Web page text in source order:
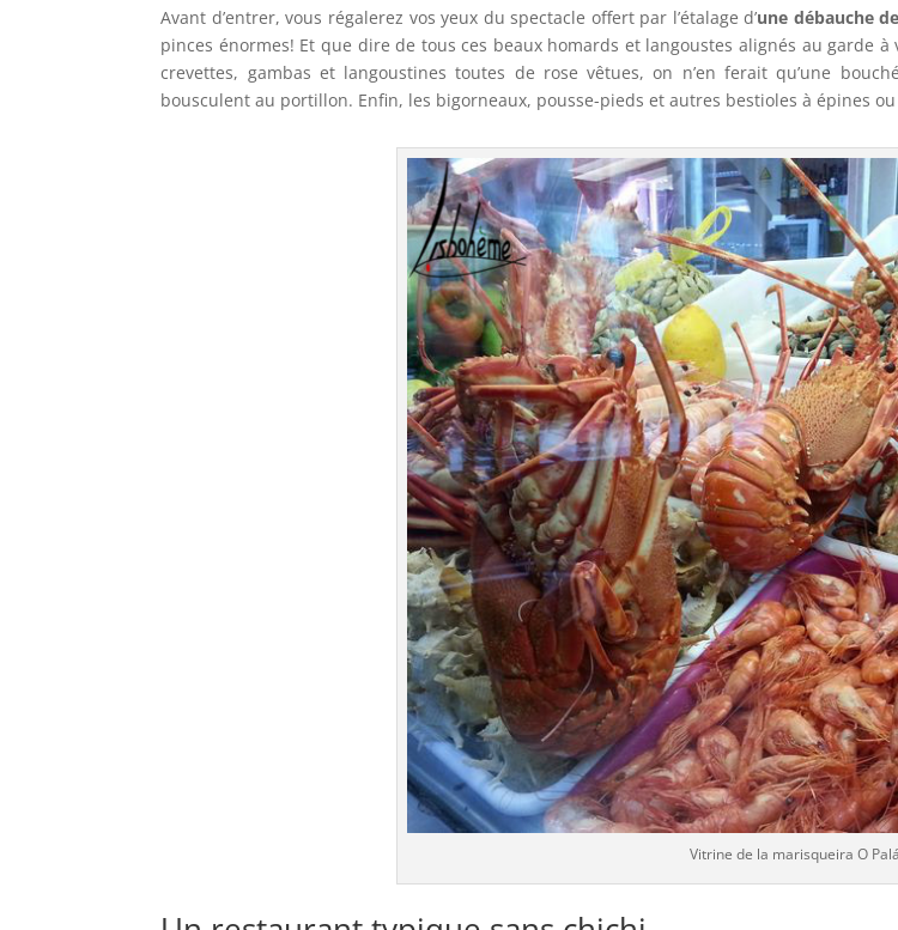
Avant d’entrer, vous régalerez vos yeux du spectacle offert par l’étalage d’une débauche
pinces énormes! Et que dire de tous ces beaux homards et langoustes alignés au garde
crevettes, gambas et langoustines toutes de rose vêtues, on n’en ferait qu’une
bousculent au portillon. Enfin, les bigorneaux, pousse-pieds et autres bestioles à épines
Vitrine de la marisqueira O